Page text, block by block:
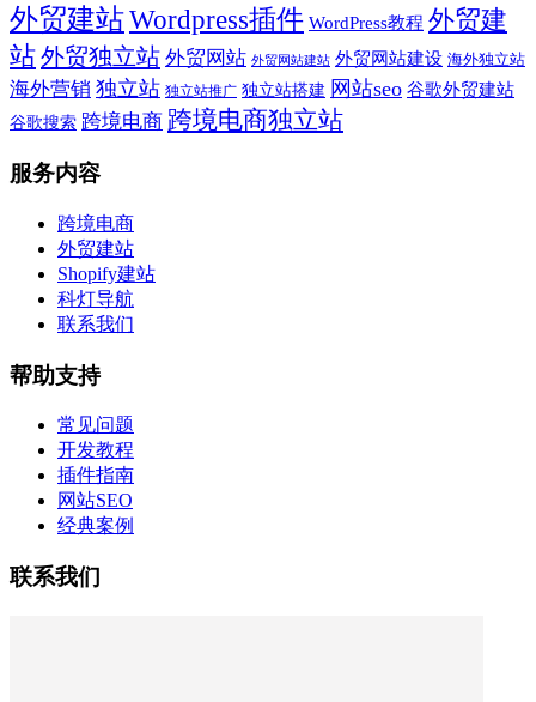
外贸建站Wordpress插件 WordPress教程 外贸建
站外贸独立站 外贸网站 外贸网站建站 外贸网站建设 海外独立站
海外营销 独立站 独立站推广 独立站搭建 网站seo 谷歌外贸建站
谷歌搜索 跨境电商 跨境电商独立站
服务内容
跨境电商
外贸建站
Shopify建站
科灯导航
联系我们
帮助支持
常见问题
开发教程
插件指南
网站SEO
经典案例
联系我们